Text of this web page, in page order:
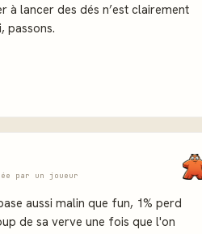
à lancer des dés n’est clairement
passons.
par un joueur
aussi malin que fun, 1% perd
de sa verve une fois que l'on